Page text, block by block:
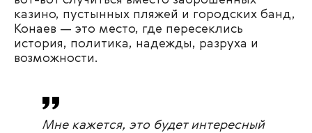
казино, пустынных пляжей и городских банд,
Конаев — это место, где пересеклись
история, политика, надежды, разруха и
возможности.
Мне кажется, это будет интересный